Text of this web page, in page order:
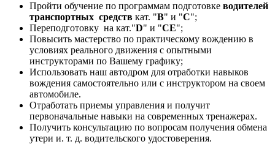
Пройти обучение по программам подготовке водителей
транспортных средств кат. "В" и "С";
Переподготовку на кат."D" и "СЕ";
Повысить мастерство по практическому вождению в
условиях реального движения с опытными
инструкторами по Вашему графику;
Использовать наш автодром для отработки навыков
вождения самостоятельно или с инструктором на своем
автомобиле.
Отработать приемы управления и получит
первоначальные навыки на современных тренажерах.
Получить консультацию по вопросам получения обмена
утери и. т. д. водительского удостоверения.